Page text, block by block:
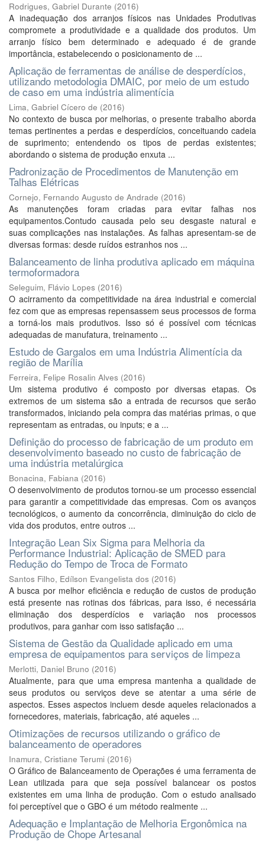
Rodrigues, Gabriel Durante (2016)
A inadequação dos arranjos físicos nas Unidades Produtivas
compromete a produtividade e a qualidade dos produtos. Um
arranjo físico bem determinado e adequado é de grande
importância, estabelecendo o posicionamento de ...
Aplicação de ferramentas de análise de desperdícios,
utilizando metodologia DMAIC, por meio de um estudo
de caso em uma indústria alimentícia
Lima, Gabriel Cícero de (2016)
No contexto de busca por melhorias, o presente trabalho aborda
temas pertinentes a perdas e desperdícios, conceituando cadeia
de suprimento; entendendo os tipos de perdas existentes;
abordando o sistema de produção enxuta ...
Padronização de Procedimentos de Manutenção em
Talhas Elétricas
Cornejo, Fernando Augusto de Andrade (2016)
As manutenções foram criadas para evitar falhas nos
equipamentos.Contudo causada pelo seu desgaste natural e
suas complicações nas instalações. As falhas apresentam-se de
diversas formas: desde ruídos estranhos nos ...
Balanceamento de linha produtiva aplicado em máquina
termoformadora
Seleguim, Flávio Lopes (2016)
O acirramento da competitividade na área industrial e comercial
fez com que as empresas repensassem seus processos de forma
a torná-los mais produtivos. Isso só é possível com técnicas
adequadas de manufatura, treinamento ...
Estudo de Gargalos em uma Indústria Alimentícia da
região de Marília
Ferreira, Felipe Rosalin Alves (2016)
Um sistema produtivo é composto por diversas etapas. Os
extremos de um sistema são a entrada de recursos que serão
transformados, iniciando pela compra das matérias primas, o que
representam as entradas, ou inputs; e a ...
Definição do processo de fabricação de um produto em
desenvolvimento baseado no custo de fabricação de
uma indústria metalúrgica
Bonacina, Fabiana (2016)
O desenvolvimento de produtos tornou-se um processo essencial
para garantir a competitividade das empresas. Com os avanços
tecnológicos, o aumento da concorrência, diminuição do ciclo de
vida dos produtos, entre outros ...
Integração Lean Six Sigma para Melhoria da
Performance Industrial: Aplicação de SMED para
Redução do Tempo de Troca de Formato
Santos Filho, Edílson Evangelista dos (2016)
A busca por melhor eficiência e redução de custos de produção
está presente nas rotinas dos fábricas, para isso, é necessária
eliminação dos desperdícios e variação nos processos
produtivos, para ganhar com isso satisfação ...
Sistema de Gestão da Qualidade aplicado em uma
empresa de equipamentos para serviços de limpeza
Merlotti, Daniel Bruno (2016)
Atualmente, para que uma empresa mantenha a qualidade de
seus produtos ou serviços deve se atentar a uma série de
aspectos. Esses aspectos incluem desde aqueles relacionados a
fornecedores, materiais, fabricação, até aqueles ...
Otimizações de recursos utilizando o gráfico de
balanceamento de operadores
Inamura, Cristiane Terumi (2016)
O Gráfico de Balanceamento de Operações é uma ferramenta de
Lean utilizada para que seja possível balancear os postos
existentes em uma linha de produção. Com o estudo analisado
foi perceptível que o GBO é um método realmente ...
Adequação e Implantação de Melhoria Ergonômica na
Produção de Chope Artesanal